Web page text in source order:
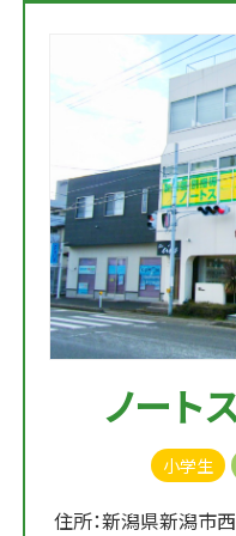
ノート
小学生
住所：新潟県新潟市